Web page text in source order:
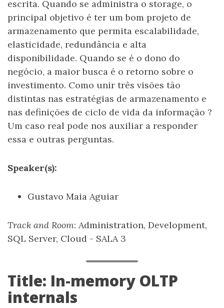
escrita. Quando se administra o storage, o
principal objetivo é ter um bom projeto de
armazenamento que permita escalabilidade,
elasticidade, redundância e alta
disponibilidade. Quando se é o dono do
negócio, a maior busca é o retorno sobre o
investimento. Como unir três visões tão
distintas nas estratégias de armazenamento e
nas definições de ciclo de vida da informação ?
Um caso real pode nos auxiliar a responder
essa e outras perguntas.
Speaker(s):
Gustavo Maia Aguiar
Track and Room: Administration, Development,
SQL Server, Cloud - SALA 3
Title: In-memory OLTP
internals